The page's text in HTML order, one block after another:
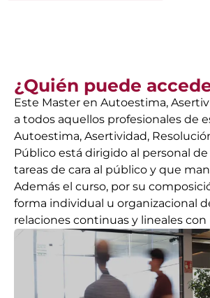
¿Quién puede
Este Master en Autoestima,
a todos aquellos profesionales de
Autoestima, Asertividad,
Público está dirigido al personal
tareas de cara al público y que
Además el curso, por su
forma individual u organizacional
relaciones continuas y lineales con